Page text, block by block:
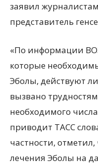
заявил
представитель
«По информации
которые
Эболы, действуют
вызвано
необходимого
приводит ТАСС
частности,
лечения Эболы на